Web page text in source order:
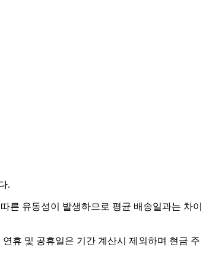
.
른 유동성이 발생하므로 평균 배송일과는 차이
휴 및 공휴일은 기간 계산시 제외하며 현금 주